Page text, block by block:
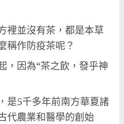
裡並沒有茶，都是本草
稱作防疫茶呢？
，因為“茶之飲，發乎神
是5千多年前南方華夏諸
代農業和醫學的創始